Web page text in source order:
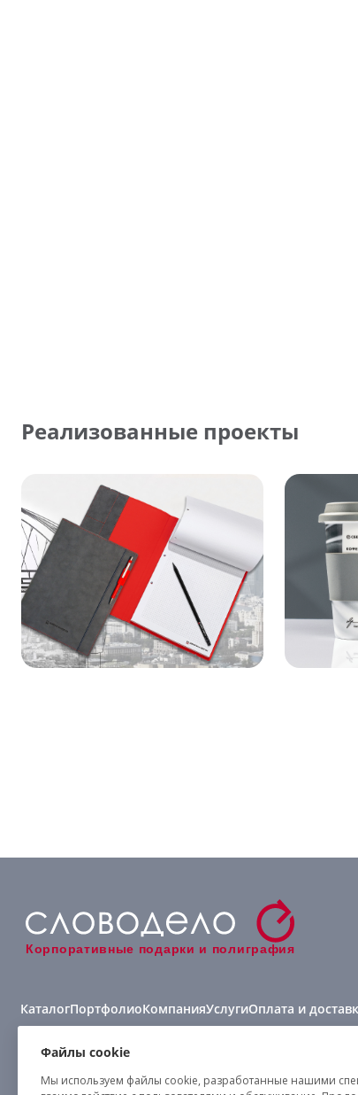
Реализованные проекты
Корпоративные подарки и полиграфия
КаталогПортфолиоКомпанияУслугиОплата и
Виды нанесения
Файлы cookie
Мы используем файлы cookie, разработанные нашими